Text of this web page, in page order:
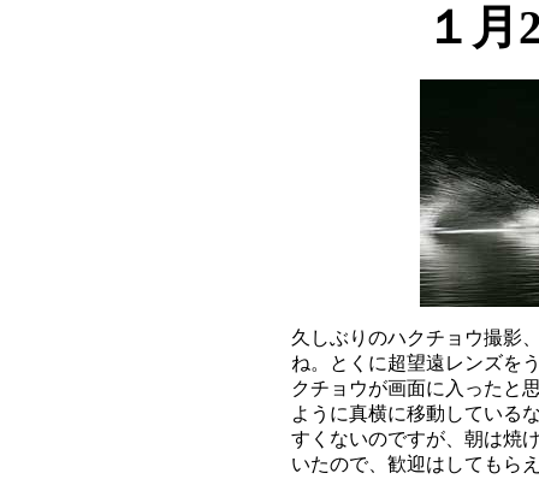
１月
久しぶりのハクチョウ撮影
ね。とくに超望遠レンズを
クチョウが画面に入ったと
ように真横に移動している
すくないのですが、朝は焼